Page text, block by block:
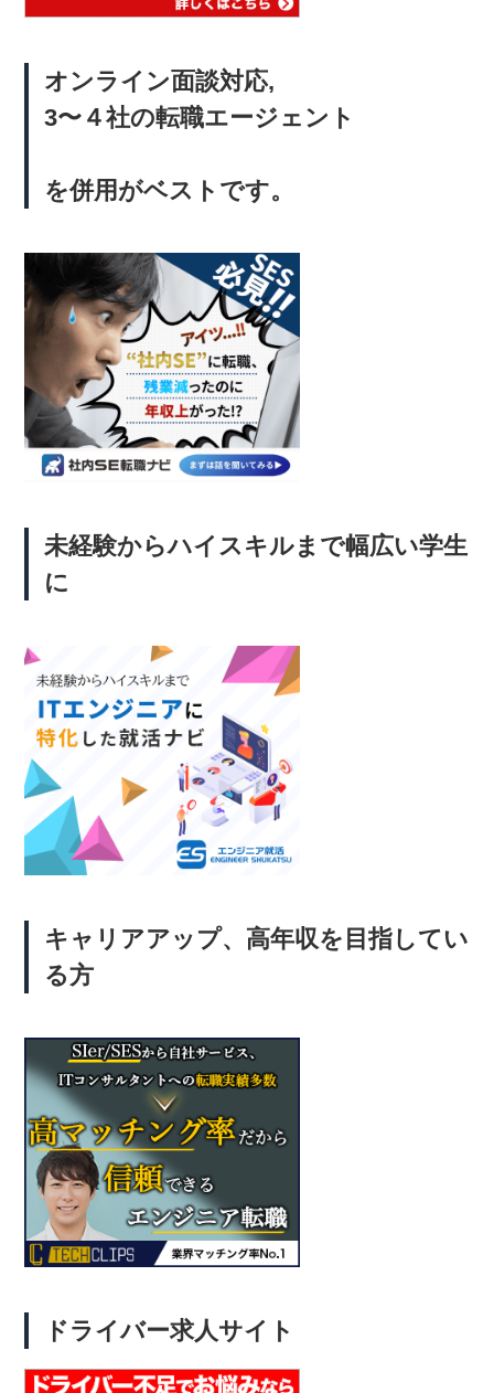
オンライン面談対応,
3〜４社の転職エージェント
を併用がベストです。
未経験からハイスキルまで幅広い学生
に
キャリアアップ、高年収を目指してい
る方
ドライバー求人サイト